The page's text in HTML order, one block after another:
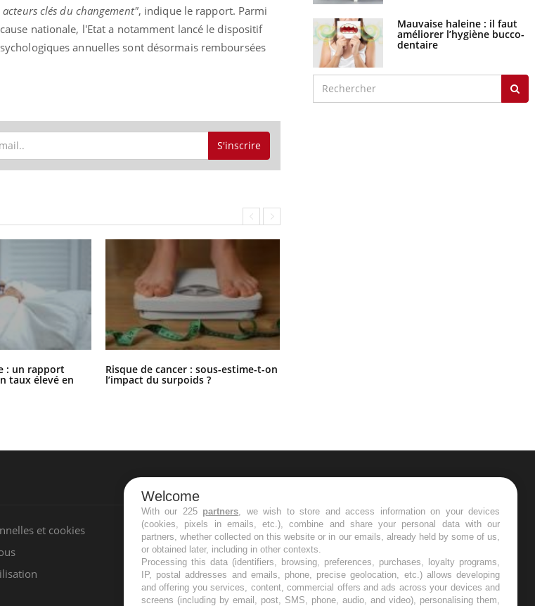
clés du changement", indique le rapport. Parmi
nationale, l'Etat a notamment lancé le dispositif
annuelles sont désormais remboursées
S'inscrire
: un rapport
taux élevé en
Risque de cancer : sous-estime-t-on
l’impact du surpoids ?
Mauvaise haleine : il faut
améliorer l’hygiène bucco-
dentaire
et cookies
NEWSLETTER
Recevez toutes les semaines les meilleures
infos santé
Welcome
With our 225 partners, we wish to store and access information on your devices
(cookies, pixels in emails, etc.), combine and share your personal data with our
partners, whether collected on this website or in our emails, already held by some of us,
or obtained later, including in other contexts.
Processing this data (identifiers, browsing, preferences, purchases, loyalty programs,
IP, postal addresses and emails, phone, precise geolocation, etc.) allows developing
and offering you services, content, commercial offers and ads across your devices and
screens (including by email, post, SMS, phone, audio, and video), personalising them,